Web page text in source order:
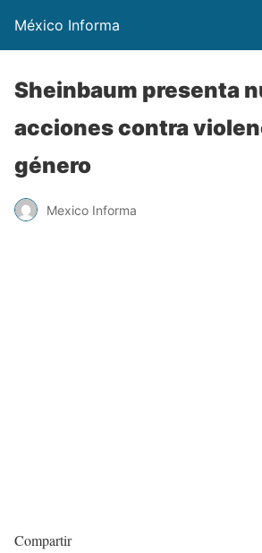
México Informa
Sheinbaum presenta
acciones contra
género
Mexico Informa
Compartir